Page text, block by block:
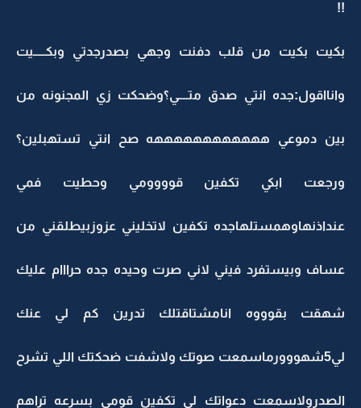
!!
بكيت بكيت من قلب دفنت وجهي بصدرجدتي وبكـــــيت
وانااقول:جده انتي صدق متــــي؟وضحكت زي المجنونه من
بين دموعي ههههههههههههه صح انتي تستهبلين؟
ورجعت ابكي تكفين قوووومي وحطيت فمي
عنداذنهاوهمستلهاجده تكفين لاتخليني عزوزبيطلقني من
عساف وبيستفرد فيني لاني صرت وحيده جده حرااام عليك
شهقت بقوووه انامشتاقتلك تدرين كم لي عنك
لي5شهووورماسمعت صوتك ولاشفت ضحكتك اللي تشرح
الصدرولاسمعت دعواتك لي تكفين قومي بسرعه تراهم